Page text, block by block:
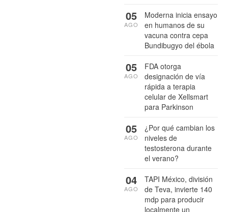
Moderna inicia ensayo
en humanos de su
vacuna contra cepa
Bundibugyo del ébola
05
AGO
FDA otorga
designación de vía
rápida a terapia
celular de Xellsmart
para Parkinson
05
AGO
¿Por qué cambian los
niveles de
testosterona durante
el verano?
05
AGO
TAPI México, división
de Teva, invierte 140
mdp para producir
localmente un
04
AGO